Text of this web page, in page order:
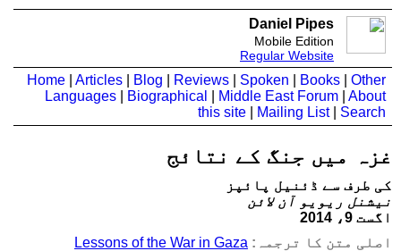
Daniel Pipes
Mobile Edition
Regular Website
Home Articles Blog Reviews Spoken Books
Other
Languages
Biographical Middle East Forum
About
this site
Mailing List| Search
غزہ میں جنگ کے نتائج
کی طرف سے ڈئنیل پائپز
نیشنل ریویو آن لائن
اگست 9، 2014
اصلی متن کا ترجمہ: Lessons of the War in Gaza